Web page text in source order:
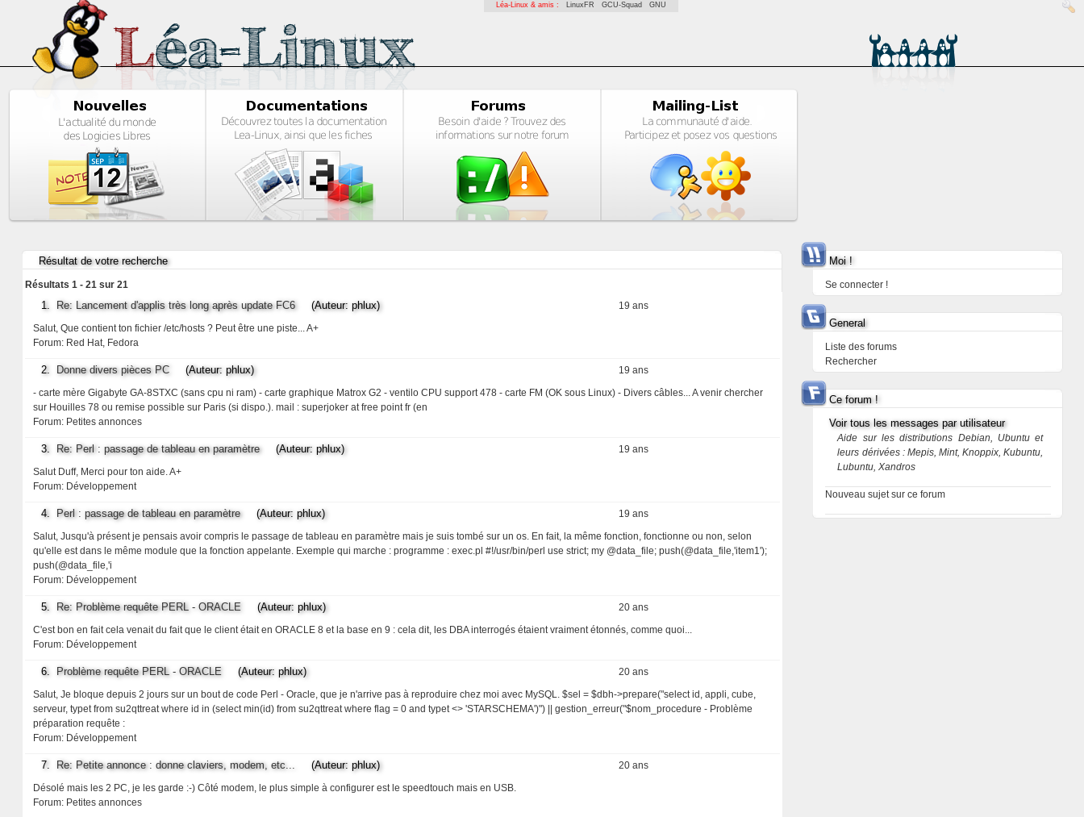
Léa-Linux & amis : LinuxFR GCU-Squad GNU
Résultat de votre recherche
Résultats 1 - 21 sur 21
19 ans
1. Re: Lancement d'applis très long après update FC6(Auteur: phlux)
Salut, Que contient ton fichier /etc/hosts ? Peut être une piste... A+
Forum: Red Hat, Fedora
19 ans
2. Donne divers pièces PC(Auteur: phlux)
- carte mère Gigabyte GA-8STXC (sans cpu ni ram) - carte graphique Matrox G2 - ventilo CPU support 478 - carte FM (OK sous Linux) - Divers câbles... A venir chercher
sur Houilles 78 ou remise possible sur Paris (si dispo.). mail : superjoker at free point fr (en
Forum: Petites annonces
19 ans
3. Re: Perl : passage de tableau en paramètre(Auteur: phlux)
Salut Duff, Merci pour ton aide. A+
Forum: Développement
19 ans
4. Perl : passage de tableau en paramètre(Auteur: phlux)
Salut, Jusqu'à présent je pensais avoir compris le passage de tableau en paramètre mais je suis tombé sur un os. En fait, la même fonction, fonctionne ou non, selon
qu'elle est dans le même module que la fonction appelante. Exemple qui marche : programme : exec.pl #!/usr/bin/perl use strict; my @data_file; push(@data_file,'item1');
push(@data_file,'i
Forum: Développement
20 ans
5. Re: Problème requête PERL - ORACLE(Auteur: phlux)
C'est bon en fait cela venait du fait que le client était en ORACLE 8 et la base en 9 : cela dit, les DBA interrogés étaient vraiment étonnés, comme quoi...
Forum: Développement
20 ans
6. Problème requête PERL - ORACLE(Auteur: phlux)
Salut, Je bloque depuis 2 jours sur un bout de code Perl - Oracle, que je n'arrive pas à reproduire chez moi avec MySQL. $sel = $dbh->prepare("select id, appli, cube,
serveur, typet from su2qttreat where id in (select min(id) from su2qttreat where flag = 0 and typet <> 'STARSCHEMA')") || gestion_erreur("$nom_procedure - Problème
préparation requête :
Forum: Développement
20 ans
7. Re: Petite annonce : donne claviers, modem, etc... (Auteur: phlux)
Désolé mais les 2 PC, je les garde :-) Côté modem, le plus simple à configurer est le speedtouch mais en USB.
Forum: Petites annonces
Moi !
Se connecter !
General
Liste des forums
Rechercher
Ce forum !
Voir tous les messages par utilisateur
Aide sur les distributions Debian, Ubuntu et
leurs dérivées : Mepis, Mint, Knoppix, Kubuntu,
Lubuntu, Xandros
Nouveau sujet sur ce forum